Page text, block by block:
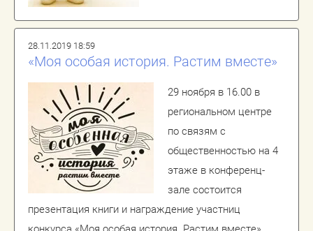
28.11.2019 18:59
«Моя особая история. Растим вместе»
29 ноября в 16.00 в
региональном центре
по связям с
общественностью на 4
этаже в конференц-
зале состоится
презентация книги и награждение участниц